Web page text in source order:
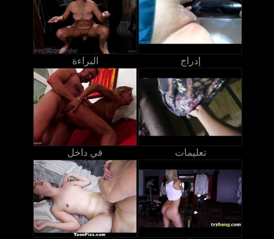
البراءة إدراج
في داخل تعليمات